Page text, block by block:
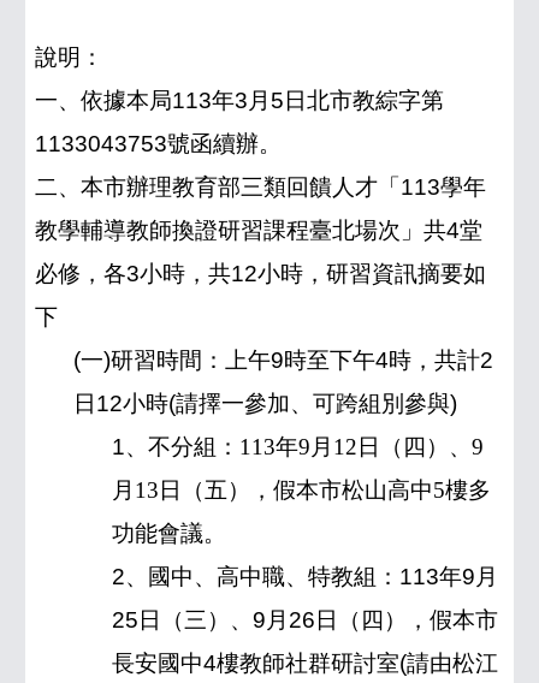
說明：
一、依據本局113年3月5日北市教綜字第
1133043753號函續辦。
二、本市辦理教育部三類回饋人才「113學年
教學輔導教師換證研習課程臺北場次」共4堂
必修，各3小時，共12小時，研習資訊摘要如
下
(一)研習時間：上午9時至下午4時，共計2
日12小時(請擇一參加、可跨組別參與)
1、不分組： 113年9 月 12 日（四）、9
月 13 日（五），假本市松山高中5樓多
功能會議。
2、國中、高中職、特教組：113年9月
25日（三）、9月26日（四），假本市
長安國中4樓教師社群研討室(請由松江